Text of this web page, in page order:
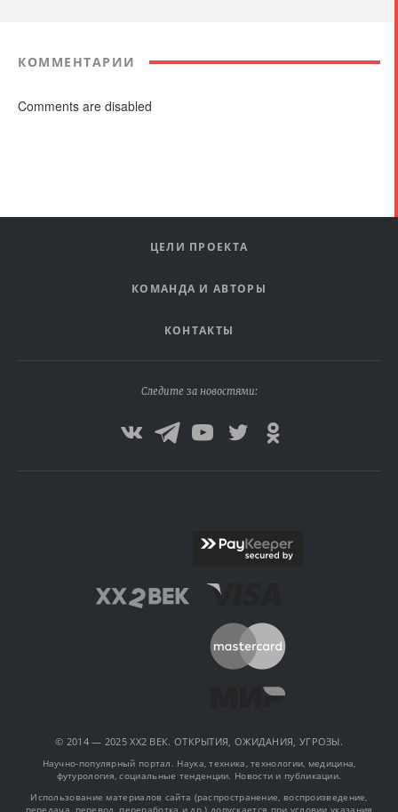
КОММЕНТАРИИ
Comments are disabled
ЦЕЛИ ПРОЕКТА
КОМАНДА И АВТОРЫ
КОНТАКТЫ
Следите за новостями:
© 2014 — 2025 XX2 ВЕК. ОТКРЫТИЯ, ОЖИДАНИЯ, УГРОЗЫ.
Научно-популярный портал. Наука, техника, технологии, медицина,
футурология, социальные тенденции. Новости и публикации.
Использование материалов сайта (распространение, воспроизведение,
передача, перевод, переработка и др.) допускается при условии указания